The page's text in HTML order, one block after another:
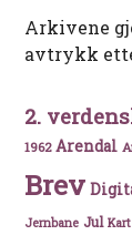
Arkivene
avtrykk
2.
1962 Arendal
Brev
Jernbane Jul Kart